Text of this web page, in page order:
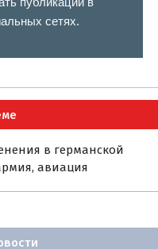
сетях.
в германской
авиация